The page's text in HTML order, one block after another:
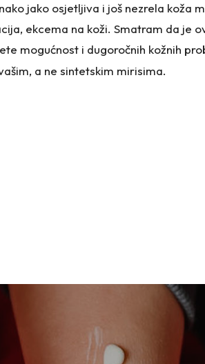
jako osjetljiva i još nezrela koža
ekcema na koži. Smatram da je
mogućnost i dugoročnih kožnih
a ne sintetskim mirisima.